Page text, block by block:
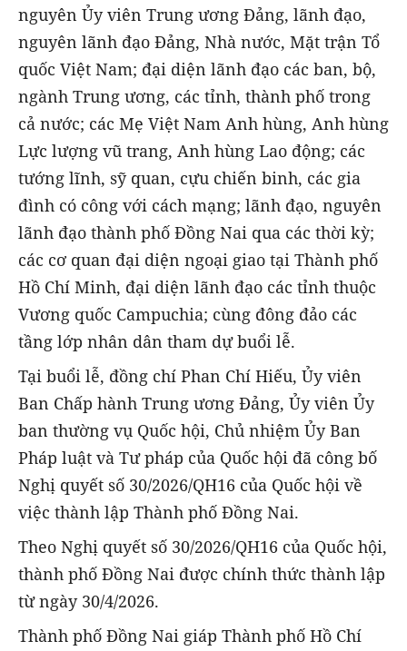
nguyên Ủy viên Trung ương Đảng, lãnh đạo,
nguyên lãnh đạo Đảng, Nhà nước, Mặt trận Tổ
quốc Việt Nam; đại diện lãnh đạo các ban, bộ,
ngành Trung ương, các tỉnh, thành phố trong
cả nước; các Mẹ Việt Nam Anh hùng, Anh hùng
Lực lượng vũ trang, Anh hùng Lao động; các
tướng lĩnh, sỹ quan, cựu chiến binh, các gia
đình có công với cách mạng; lãnh đạo, nguyên
lãnh đạo thành phố Đồng Nai qua các thời kỳ;
các cơ quan đại diện ngoại giao tại Thành phố
Hồ Chí Minh, đại diện lãnh đạo các tỉnh thuộc
Vương quốc Campuchia; cùng đông đảo các
tầng lớp nhân dân tham dự buổi lễ.
Tại buổi lễ, đồng chí Phan Chí Hiếu, Ủy viên
Ban Chấp hành Trung ương Đảng, Ủy viên Ủy
ban thường vụ Quốc hội, Chủ nhiệm Ủy Ban
Pháp luật và Tư pháp của Quốc hội đã công bố
Nghị quyết số 30/2026/QH16 của Quốc hội về
việc thành lập Thành phố Đồng Nai.
Theo Nghị quyết số 30/2026/QH16 của Quốc hội,
thành phố Đồng Nai được chính thức thành lập
từ ngày 30/4/2026.
Thành phố Đồng Nai giáp Thành phố Hồ Chí